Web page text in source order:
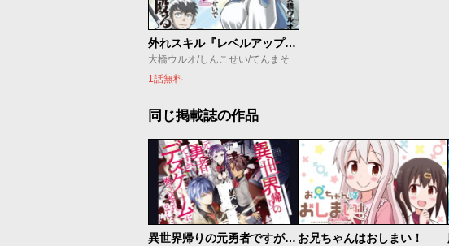
外れスキル『レベルアップ』のせいでパーティーを追放された少年は、レベルを上げて物理で殴る
大橋ウルオ/しんこせい/てんまそ
1話無料
同じ掲載誌の作品
異世界帰りの元勇者ですが、デスゲームに巻き込まれました お兄ちゃんはおしまい！